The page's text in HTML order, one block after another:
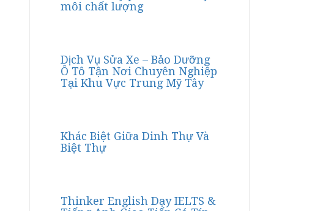
môi chất lượng
Dịch Vụ Sửa Xe – Bảo Dưỡng
Ô Tô Tận Nơi Chuyên Nghiệp
Tại Khu Vực Trung Mỹ Tây
Khác Biệt Giữa Dinh Thự Và
Biệt Thự
Thinker English Dạy IELTS &